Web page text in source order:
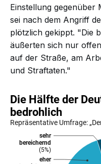
Einstellung gegenüber
sei nach dem Angriff
plötzlich gekippt. "Die
äußerten sich nur
auf der Straße, am
und Straftaten."